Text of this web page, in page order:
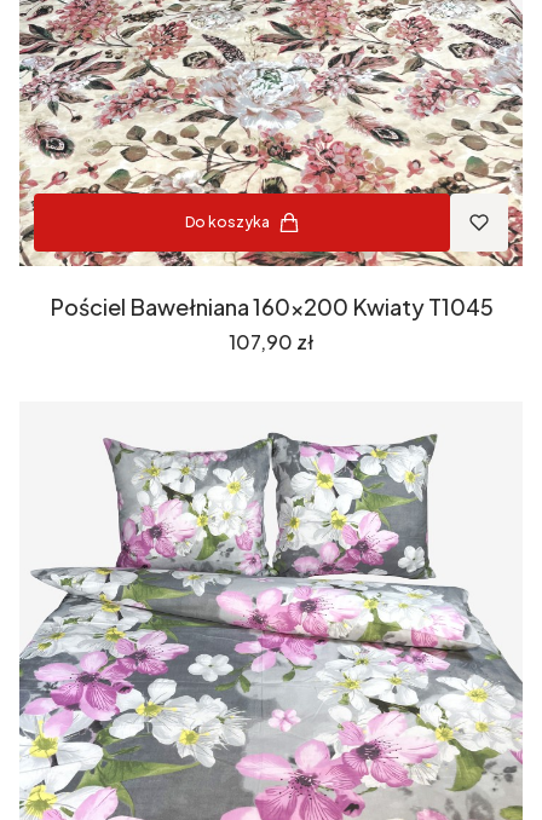
Do koszyka
Pościel Bawełniana 160x200 Kwiaty T1045
Cena
107,90 zł